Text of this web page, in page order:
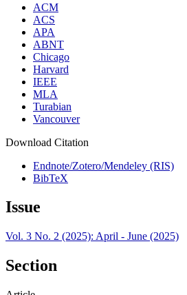
ACM
ACS
APA
ABNT
Chicago
Harvard
IEEE
MLA
Turabian
Vancouver
Download Citation
Endnote/Zotero/Mendeley (RIS)
BibTeX
Issue
Vol. 3 No. 2 (2025): April - June (2025)
Section